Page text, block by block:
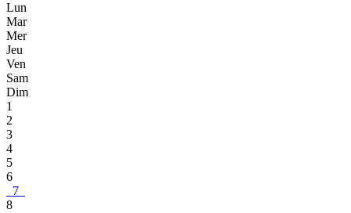
Lun
Mar
Mer
Jeu
Ven
Sam
Dim
1
2
3
4
5
6
7
8